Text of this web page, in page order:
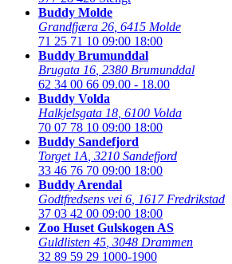
Buddy Molde
Grandfjæra 26 6415 Molde
71 25 71 10 09:00 18:00
Buddy Brumunddal
Brugata 16 2380 Brumunddal
62 34 00 66 09.00 - 18.00
Buddy Volda
Halkjelsgata 18 6100 Volda
70 07 78 10 09:00 18:00
Buddy Sandefjord
Torget 1A 3210 Sandefjord
33 46 76 70 09:00 18:00
Buddy Arendal
Godtfredsens vei 6 1617 Fredrikstad
37 03 42 00 09:00 18:00
Zoo Huset Gulskogen AS
Guldlisten 45 3048 Drammen
32 89 59 29 1000-1900